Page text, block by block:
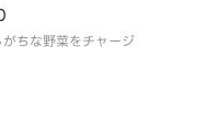
ちな野菜をチャージ